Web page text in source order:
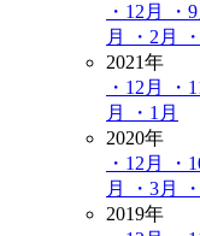
・12月
・
月
・2月
2021年
・12月
・
月
・1月
2020年
・12月
・
月
・3月
2019年